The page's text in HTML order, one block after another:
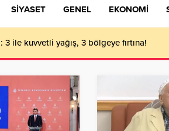
SİYASET GENEL EKONOMİ
ile kuvvetli yağış, 3 bölgeye fırtına!